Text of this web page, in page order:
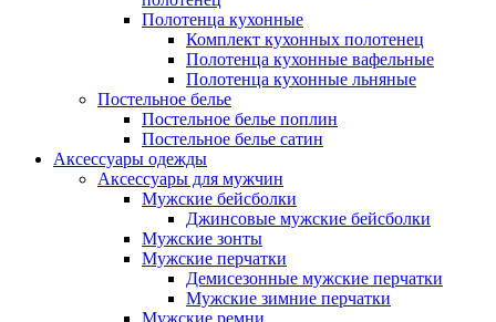
Полотенца кухонные
Комплект кухонных полотенец
Полотенца кухонные вафельные
Полотенца кухонные льняные
Постельное белье
Постельное белье поплин
Постельное белье сатин
Аксессуары одежды
Аксессуары для мужчин
Мужские бейсболки
Джинсовые мужские бейсболки
Мужские зонты
Мужские перчатки
Демисезонные мужские перчатки
Мужские зимние перчатки
Мужские ремни